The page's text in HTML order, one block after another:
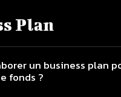
Plan
un business plan
fonds ?